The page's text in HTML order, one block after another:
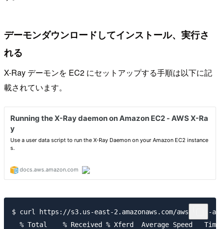
デーモンダウンロードしてインストール、実行さ
れる
X-Ray デーモンを EC2 にセットアップする手順は以下に記
載されています。
$ curl https://s3.us-east-2.amazonaws.com/aws-xray-
% Total    % Received % Xferd  Average Speed